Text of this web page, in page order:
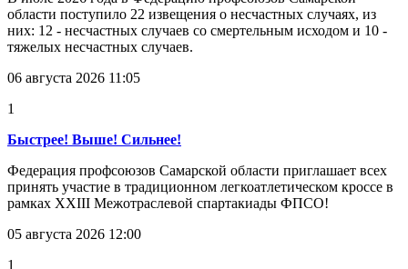
области поступило 22 извещения о несчастных случаях, из
них: 12 - несчастных случаев со смертельным исходом и 10 -
тяжелых несчастных случаев.
06 августа 2026 11:05
1
Быстрее! Выше! Сильнее!
Федерация профсоюзов Самарской области приглашает всех
принять участие в традиционном легкоатлетическом кроссе в
рамках XXIII Межотраслевой спартакиады ФПСО!
05 августа 2026 12:00
1